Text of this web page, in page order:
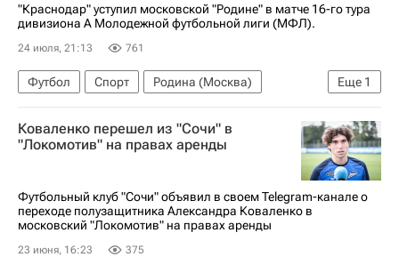
"Краснодар" уступил московской "Родине" в матче 16-го тура
дивизиона А Молодежной футбольной лиги (МФЛ).
24 июля, 21:13 761
Еще 1
Футбол Спорт
Родина (Москва)
Краснодар
Коваленко перешел из "Сочи" в
"Локомотив" на правах аренды
Футбольный клуб "Сочи" объявил в своем Telegram-канале о
переходе полузащитника Александра Коваленко в
московский "Локомотив" на правах аренды
23 июня, 16:23 375